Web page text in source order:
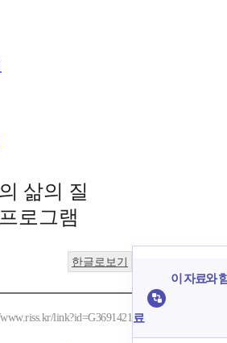
삶의 질
로그램
한글로보기
link?id=G3691421
이 자료와
료